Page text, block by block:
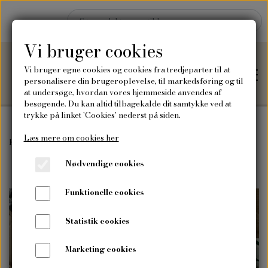
Hjem
Blog
Om mig
Forside Til og fra kort, klistermærker #3
Vi bruger cookies
Vi bruger egne cookies og cookies fra tredjeparter til at
personalisere din brugeroplevelse, til markedsføring og til
at undersøge, hvordan vores hjemmeside anvendes af
besøgende. Du kan altid tilbagekalde dit samtykke ved at
trykke på linket 'Cookies' nederst på siden.
Læs mere om cookies her
Nødvendige cookies
Funktionelle cookies
Statistik cookies
Marketing cookies